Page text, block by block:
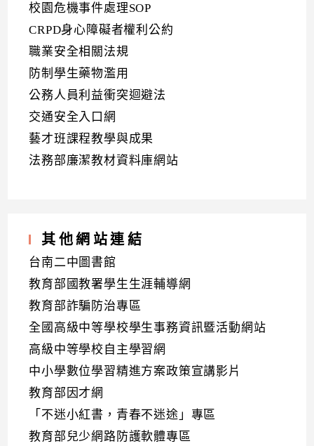
校園危機事件處理SOP
CRPD身心障礙者權利公約
職業安全相關法規
防制學生藥物濫用
公務人員利益衝突迴避法
交通安全入口網
藝才班課程教學與成果
法務部廉潔教材資料庫網站
其他網站連結
台南二中圖書館
教育部國教署學生生涯輔導網
教育部詐騙防治專區
全國高級中等學校學生事務資訊暨活動網站
高級中等學校自主學習網
中小學數位學習精進方案政策宣講影片
教育部因才網
「不迷小紅書，青春不迷途」專區
教育部兒少網路防護軟體專區